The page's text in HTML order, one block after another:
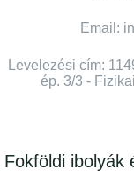
Email:
Levelezési cím:
ép. 3/3 -
Fokföldi ibolyák